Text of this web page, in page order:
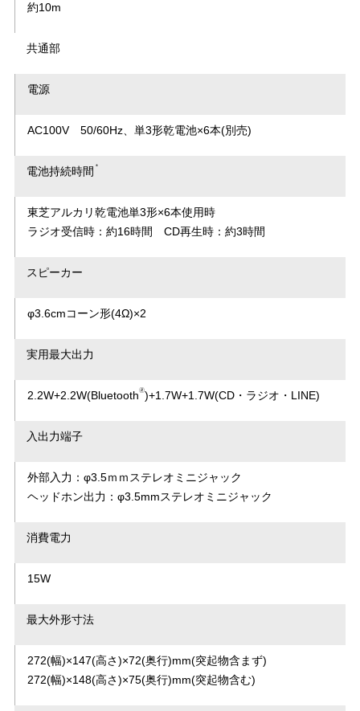
約10m
共通部
電源
AC100V 50/60Hz、単3形乾電池×6本(別売)
電池持続時間 ＊
東芝アルカリ乾電池単3形×6本使用時
ラジオ受信時：約16時間 CD再生時：約3時間
スピーカー
φ3.6cmコーン形(4Ω)×2
実用最大出力
2.2W+2.2W(Bluetooth🄬)+1.7W+1.7W(CD・ラジオ・LINE)
入出力端子
外部入力：φ3.5ｍｍステレオミニジャック
ヘッドホン出力：φ3.5mmステレオミニジャック
消費電力
15W
最大外形寸法
272(幅)×147(高さ)×72(奥行)mm(突起物含まず)
272(幅)×148(高さ)×75(奥行)mm(突起物含む)